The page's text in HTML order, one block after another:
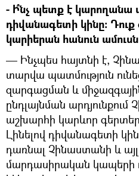
- Ի՞նչ պետք է կարողանա
դիվանագետի կինը: Դուք
կարիերան հանուն
— Ինչպես հայտնի է,
տարվա պատմություն
զարգացման և
ընդլայնման
աշխարհի կարևոր
Լինելով դիվանագետի
դառնալ Չինաստանի և այլ
մարդասիրական կապերի